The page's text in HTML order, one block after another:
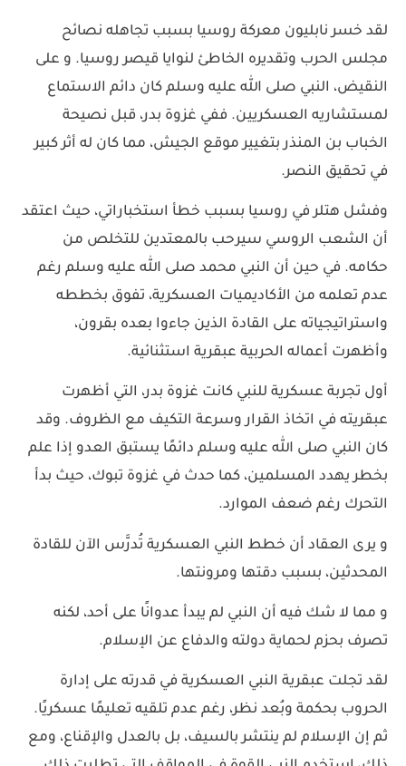
لقد خسر نابليون معركة روسيا بسبب تجاهله نصائح
مجلس الحرب وتقديره الخاطئ لنوايا قيصر روسيا. و على
النقيض، النبي صلى الله عليه وسلم كان دائم الاستماع
لمستشاريه العسكريين. ففي غزوة بدر، قبل نصيحة
الخباب بن المنذر بتغيير موقع الجيش، مما كان له أثر كبير
في تحقيق النصر.
وفشل هتلر في روسيا بسبب خطأ استخباراتي، حيث اعتقد
أن الشعب الروسي سيرحب بالمعتدين للتخلص من
حكامه. في حين أن النبي محمد صلى الله عليه وسلم رغم
عدم تعلمه من الأكاديميات العسكرية، تفوق بخططه
واستراتيجياته على القادة الذين جاءوا بعده بقرون،
وأظهرت أعماله الحربية عبقرية استثنائية.
أول تجربة عسكرية للنبي كانت غزوة بدر، التي أظهرت
عبقريته في اتخاذ القرار وسرعة التكيف مع الظروف. وقد
كان النبي صلى الله عليه وسلم دائمًا يستبق العدو إذا علم
بخطر يهدد المسلمين، كما حدث في غزوة تبوك، حيث بدأ
التحرك رغم ضعف الموارد.
و يرى العقاد أن خطط النبي العسكرية تُدرَّس الآن للقادة
المحدثين، بسبب دقتها ومرونتها.
و مما لا شك فيه أن النبي لم يبدأ عدوانًا على أحد، لكنه
تصرف بحزم لحماية دولته والدفاع عن الإسلام.
لقد تجلت عبقرية النبي العسكرية في قدرته على إدارة
الحروب بحكمة وبُعد نظر، رغم عدم تلقيه تعليمًا عسكريًا.
ثم إن الإسلام لم ينتشر بالسيف، بل بالعدل والإقناع، ومع